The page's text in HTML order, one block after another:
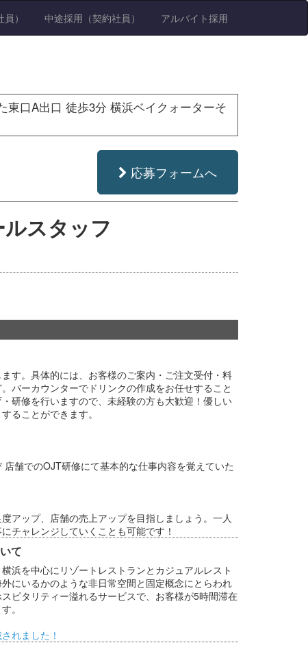
） 中途採用（契約社員） アルバイト採用
東口A出口 徒歩3分 横浜ベイクォーターそ
応募フォームへ
スタッフ
す。具体的には、お客様のご案内・ご注文受付・料
バーカウンターでドリンクの作成をお任せすること
研修を行いますので、未経験の方も大歓迎！優しい
ることができます。
舗でのOJT研修にて基本的な仕事内容を覚えていた
アップ、店舗の売上アップを目指しましょう。一人
チャレンジしていくことも可能です！
て
浜を中心にリゾートレストランとカジュアルレスト
にいるかのような非日常空間と固定概念にとらわれ
ピタリティー溢れるサービスで、お客様が5時間滞在
。
れました！